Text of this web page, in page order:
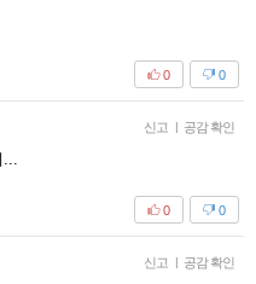
0
0
신고 | 공감 확인
...
0
0
신고 | 공감 확인